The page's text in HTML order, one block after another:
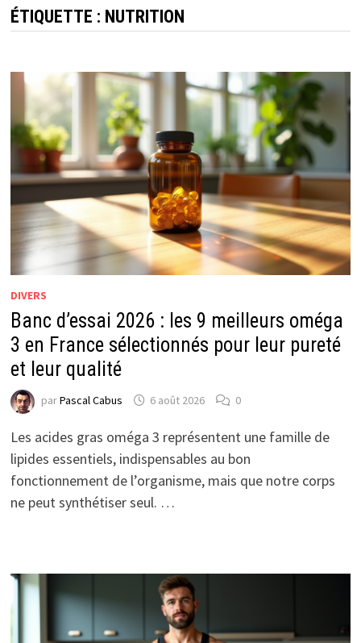
ÉTIQUETTE : NUTRITION
DIVERS
Banc d’essai 2026 : les 9 meilleurs oméga
3 en France sélectionnés pour leur pureté
et leur qualité
parPascal Cabus 6 août 2026 0
Les acides gras oméga 3 représentent une famille de
lipides essentiels, indispensables au bon
fonctionnement de l’organisme, mais que notre corps
ne peut synthétiser seul. …